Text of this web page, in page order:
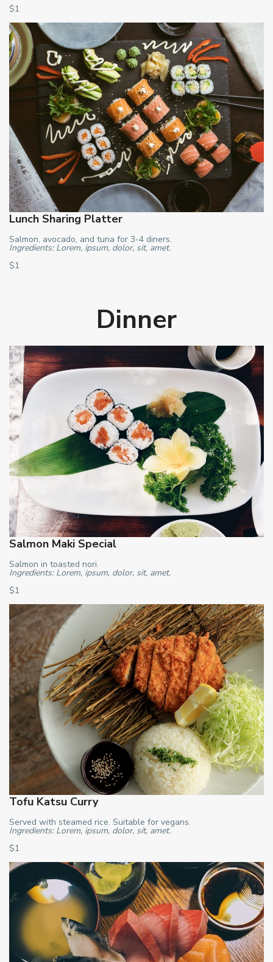
$1
Lunch Sharing Platter
Salmon, avocado, and tuna for 3-4 diners.
Ingredients: Lorem, ipsum, dolor, sit, amet.
$1
Dinner
Salmon Maki Special
Salmon in toasted nori.
Ingredients: Lorem, ipsum, dolor, sit, amet.
$1
Tofu Katsu Curry
Served with steamed rice. Suitable for vegans.
Ingredients: Lorem, ipsum, dolor, sit, amet.
$1